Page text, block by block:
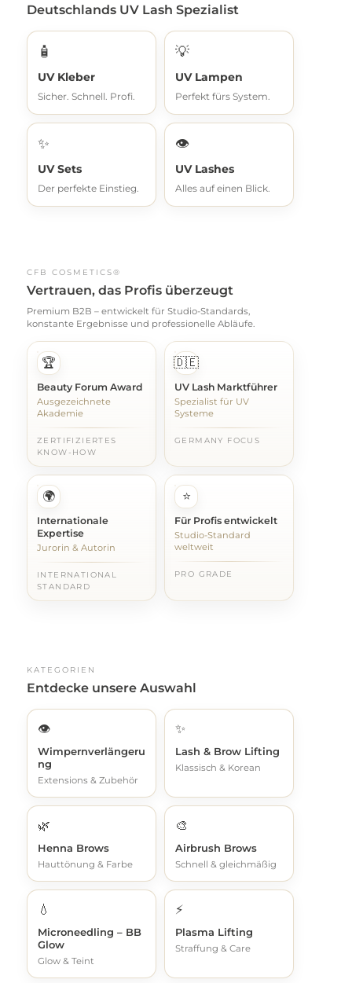
Deutschlands UV Lash Spezialist
🧴
UV Kleber
Sicher. Schnell. Profi.
💡
UV Lampen
Perfekt fürs System.
✨
UV Sets
Der perfekte Einstieg.
👁️
UV Lashes
Alles auf einen Blick.
CFB COSMETICS®
Vertrauen, das Profis überzeugt
Premium B2B – entwickelt für Studio-Standards,
konstante Ergebnisse und professionelle Abläufe.
🏆
Beauty Forum Award
Ausgezeichnete
Akademie
ZERTIFIZIERTES
KNOW-HOW
🇩🇪
UV Lash Marktführer
Spezialist für UV
Systeme
GERMANY FOCUS
🌍
Internationale
Expertise
Jurorin & Autorin
INTERNATIONAL
STANDARD
⭐
Für Profis entwickelt
Studio-Standard
weltweit
PRO GRADE
KATEGORIEN
Entdecke unsere Auswahl
👁️
Wimpernverlängeru
ng
Extensions & Zubehör
✨
Lash & Brow Lifting
Klassisch & Korean
🌿
Henna Brows
Hauttönung & Farbe
🎨
Airbrush Brows
Schnell & gleichmäßig
💧
Microneedling – BB
Glow
Glow & Teint
⚡
Plasma Lifting
Straffung & Care